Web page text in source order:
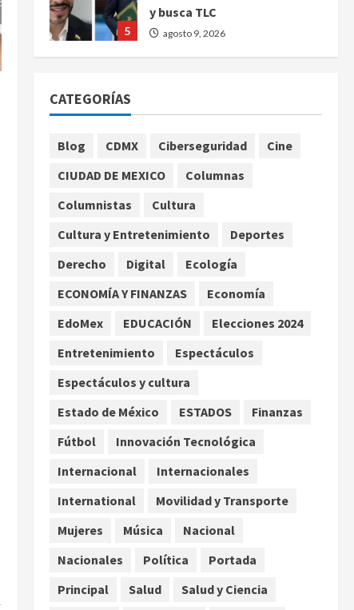
5
y busca TLC
agosto 9, 2026
Rosario
2
Detienen a ‘El Pony’ con fusil
M4, drogas y arsenal en
agosto 9, 2026
Melanie Martinez se presenta
en el Palacio de los Deportes
Sacrifice’
agosto 9, 2026
4
Sheinbaum defiende
reestructura de créditos del
financiero
agosto 9, 2026
Internacional
Colombia respalda soberanía
y busca TLC
agosto 9, 2026
CATEGORÍAS
Blog CDMX Ciberseguridad
Cine
CIUDAD DE MEXICO
Columnas
Columnistas
Cultura
Cultura y Entretenimiento
Deportes
Derecho
Digital
Ecología
ECONOMÍA Y FINANZAS
Economía
EdoMex
EDUCACIÓN
Elecciones 2024
Entretenimiento
Espectáculos
Espectáculos y cultura
Estado de México
ESTADOS
Finanzas
Fútbol
Innovación Tecnológica
Internacional
Internacionales
International
Movilidad y Transporte
Mujeres
Música
Nacional
Nacionales
Política
Portada
Principal
Salud
Salud y Ciencia